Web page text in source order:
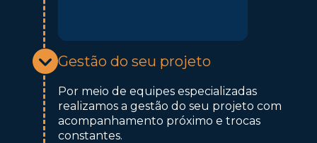
Gestão do seu projeto
Por meio de equipes especializadas
realizamos a gestão do seu projeto com
acompanhamento próximo e trocas
constantes.